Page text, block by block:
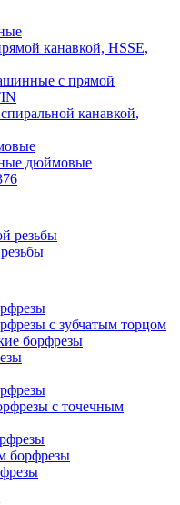
канавкой, HSSE,
с прямой
канавкой,
дюймовые
резьбы
с зубчатым торцом
борфрезы
с точечным
борфрезы